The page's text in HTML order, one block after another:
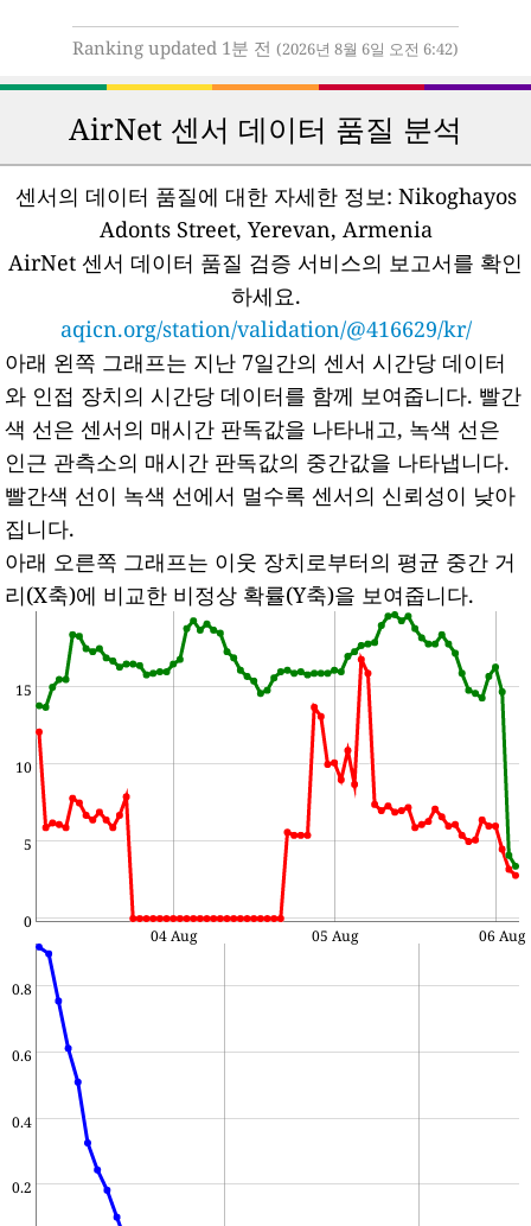
Ranking updated 1분 전 (2026년 8월 6일 오전 6:42)
AirNet 센서 데이터 품질 분석
센서의 데이터 품질에 대한 자세한 정보: Nikoghayos
Adonts Street, Yerevan, Armenia
AirNet 센서 데이터 품질 검증 서비스의 보고서를 확인
하세요.
aqicn.org/station/validation/@416629/kr/
아래 왼쪽 그래프는 지난 7일간의 센서 시간당 데이터
와 인접 장치의 시간당 데이터를 함께 보여줍니다. 빨간
색 선은 센서의 매시간 판독값을 나타내고, 녹색 선은
인근 관측소의 매시간 판독값의 중간값을 나타냅니다.
빨간색 선이 녹색 선에서 멀수록 센서의 신뢰성이 낮아
집니다.
아래 오른쪽 그래프는 이웃 장치로부터의 평균 중간 거
리(X축)에 비교한 비정상 확률(Y축)을 보여줍니다.
0
5
10
15
04 Aug 05 Aug 06 Aug
0.2
0.4
0.6
0.8